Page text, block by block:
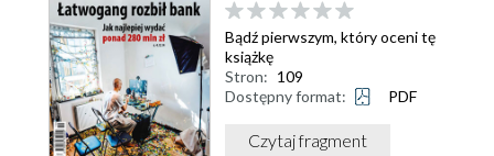
Bądź pierwszym, który oceni tę
książkę
Stron: 109
Dostępny format:
PDF
Czytaj fragment